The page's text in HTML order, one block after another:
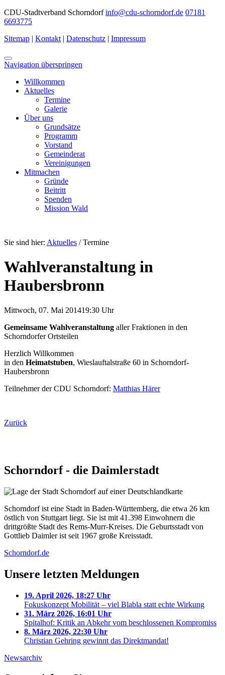
CDU-Stadtverband Schorndorfinfo@cdu-schorndorf.de 07181
6693775
Sitemap | Kontakt | Datenschutz | Impressum
Navigation überspringen
Willkommen
Aktuelles
Termine
Galerie
Über uns
Grundsätze
Programm
Vorstand
Gemeinderat
Vereinigungen
Mitmachen
Gründe
Beitritt
Spenden
Mission Wald
Sie sind hier: Aktuelles /Termine
Wahlveranstaltung in
Haubersbronn
Mittwoch, 07. Mai 201419:30 Uhr
Gemeinsame Wahlveranstaltung aller Fraktionen in den
Schorndorfer Ortsteilen
Herzlich Willkommen
in den Heimatstuben, Wieslauftalstraße 60 in Schorndorf-
Haubersbronn
Teilnehmer der CDU Schorndorf: Matthias Härer
Zurück
Schorndorf - die Daimlerstadt
Schorndorf ist eine Stadt in Baden-Württemberg, die etwa 26 km
östlich von Stuttgart liegt. Sie ist mit 41.398 Einwohnern die
drittgrößte Stadt des Rems-Murr-Kreises. Die Geburtsstadt von
Gottlieb Daimler ist seit 1967 große Kreisstadt.
Schorndorf.de
Unsere letzten Meldungen
19. April 2026, 18:27 Uhr
Fokuskonzept Mobilität – viel Blabla statt echte Wirkung
31. März 2026, 16:01 Uhr
Spitalhof: Kritik an Abkehr vom beschlossenen Kompromiss
8. März 2026, 22:30 Uhr
Christian Gehring gewinnt das Direktmandat!
Newsarchiv